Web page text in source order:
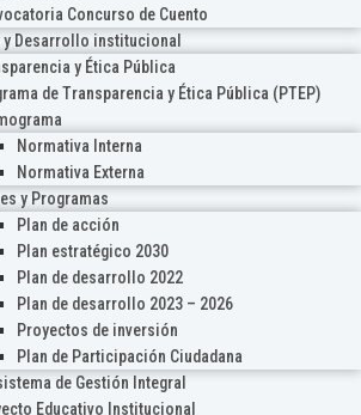
Concurso de Cuento
y Desarrollo institucional
y Ética Pública
de Transparencia y Ética Pública (PTEP)
Normativa Interna
Normativa Externa
y Programas
Plan de acción
Plan estratégico 2030
Plan de desarrollo 2022
Plan de desarrollo 2023 – 2026
Proyectos de inversión
Plan de Participación Ciudadana
de Gestión Integral
Educativo Institucional